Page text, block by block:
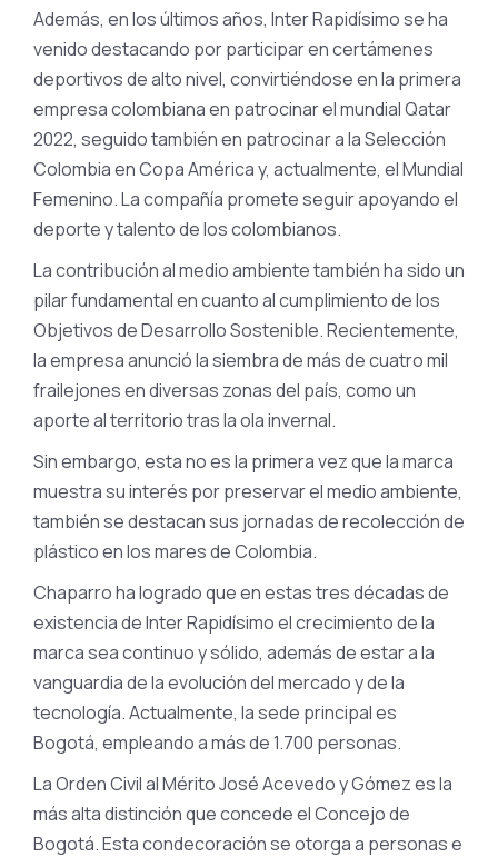
Además, en los últimos años, Inter Rapidísimo se ha
venido destacando por participar en certámenes
deportivos de alto nivel, convirtiéndose en la primera
empresa colombiana en patrocinar el mundial Qatar
2022, seguido también en patrocinar a la Selección
Colombia en Copa América y, actualmente, el Mundial
Femenino. La compañía promete seguir apoyando el
deporte y talento de los colombianos.
La contribución al medio ambiente también ha sido un
pilar fundamental en cuanto al cumplimiento de los
Objetivos de Desarrollo Sostenible. Recientemente,
la empresa anunció la siembra de más de cuatro mil
frailejones en diversas zonas del país, como un
aporte al territorio tras la ola invernal.
Sin embargo, esta no es la primera vez que la marca
muestra su interés por preservar el medio ambiente,
también se destacan sus jornadas de recolección de
plástico en los mares de Colombia.
Chaparro ha logrado que en estas tres décadas de
existencia de Inter Rapidísimo el crecimiento de la
marca sea continuo y sólido, además de estar a la
vanguardia de la evolución del mercado y de la
tecnología. Actualmente, la sede principal es
Bogotá, empleando a más de 1.700 personas.
La Orden Civil al Mérito José Acevedo y Gómez es la
más alta distinción que concede el Concejo de
Bogotá. Esta condecoración se otorga a personas e